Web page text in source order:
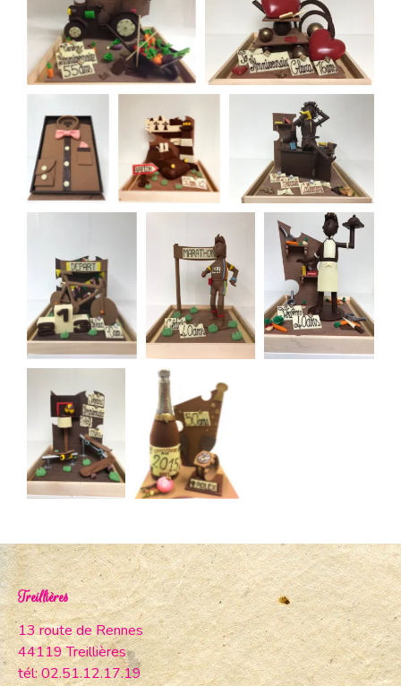
Treillières
13 route de Rennes
44119 Treillières
tél: 02.51.12.17.19